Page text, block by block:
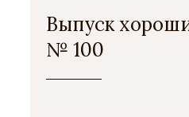
Выпуск
№ 100